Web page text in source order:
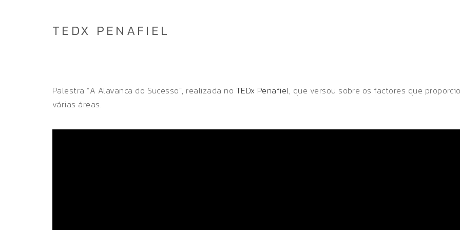
TEDX PENAFIEL
Palestra “A Alavanca do Sucesso”, realizada no TEDx Penafiel, que versou sobre os factores que
várias áreas.